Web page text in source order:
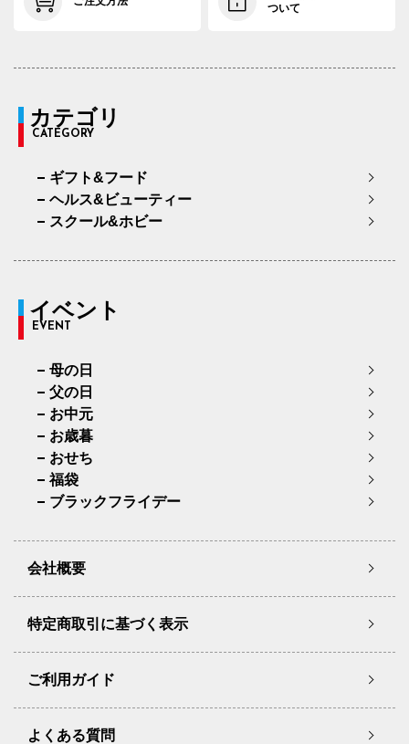
ついて
カテゴリ
CATEGORY
ギフト&フード
ヘルス&ビューティー
スクール&ホビー
イベント
EVENT
母の日
父の日
お中元
お歳暮
おせち
福袋
ブラックフライデー
会社概要
特定商取引に基づく表示
ご利用ガイド
よくある質問